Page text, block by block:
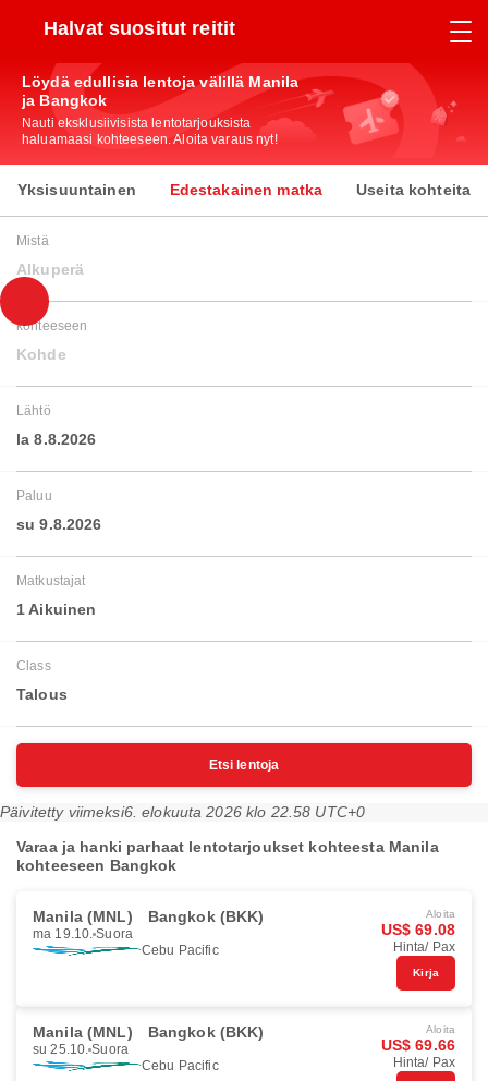
Halvat suositut reitit
Löydä edullisia lentoja välillä Manila
ja Bangkok
Nauti eksklusiivisista lentotarjouksista
haluamaasi kohteeseen. Aloita varaus nyt!
Yksisuuntainen Edestakainen matka Useita kohteita
Mistä
Alkuperä
kohteeseen
Kohde
Lähtö
la 8.8.2026
Paluu
su 9.8.2026
Matkustajat
1 Aikuinen
Class
Talous
Etsi lentoja
Päivitetty viimeksi6. elokuuta 2026 klo 22.58 UTC+0
Varaa ja hanki parhaat lentotarjoukset kohteesta Manila
kohteeseen Bangkok
Manila (MNL) Bangkok (BKK)
ma 19.10. Suora
Cebu Pacific
Aloita
US$ 69.08
Hinta/ Pax
Kirja
Manila (MNL) Bangkok (BKK)
su 25.10. Suora
Cebu Pacific
Aloita
US$ 69.66
Hinta/ Pax